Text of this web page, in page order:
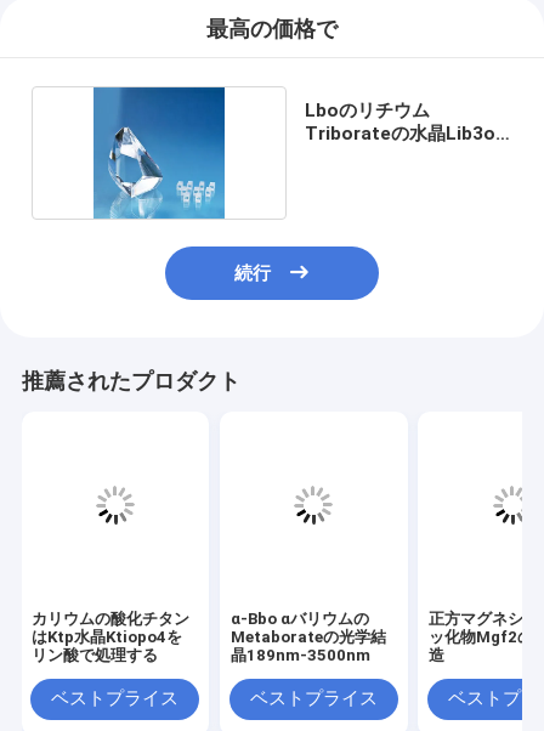
最高の価格で
Lboのリチウム
Triborateの水晶Lib3o5
続行
推薦されたプロダクト
カリウムの酸化チタン
はKtp水晶Ktiopo4を
リン酸で処理する
ベストプライス
α-Bbo αバリウムの
Metaborateの光学結
晶189nm-3500nm
ベストプライス
正方マグネシウ
ッ化物Mgf2の
造
ベストプラ